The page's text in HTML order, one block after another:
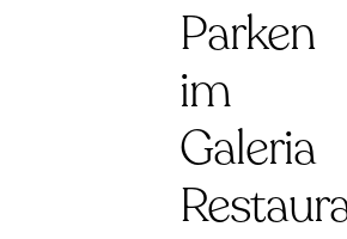
Parken
im
Galeria